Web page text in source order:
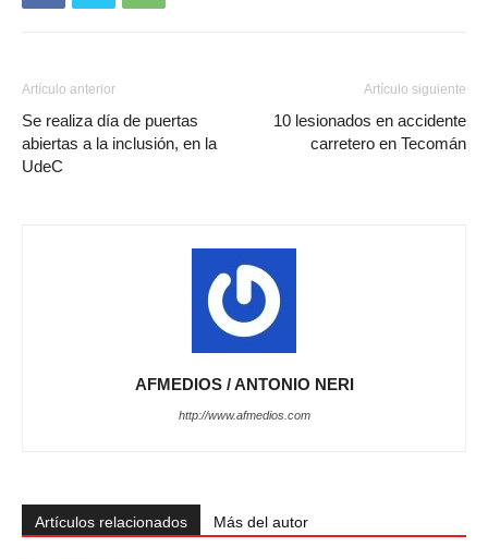
Artículo anterior
Se realiza día de puertas
abiertas a la inclusión, en la
UdeC
Artículo siguiente
10 lesionados en accidente
carretero en Tecomán
AFMEDIOS / ANTONIO NERI
http://www.afmedios.com
Artículos relacionados Más del autor